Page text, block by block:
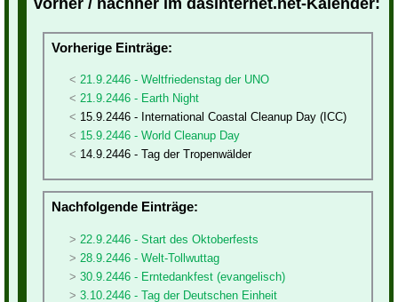
Vorherige Einträge:
21.9.2446 - Weltfriedenstag der UNO
21.9.2446 - Earth Night
15.9.2446 - International Coastal Cleanup Day (ICC)
15.9.2446 - World Cleanup Day
14.9.2446 - Tag der Tropenwälder
Nachfolgende Einträge:
22.9.2446 - Start des Oktoberfests
28.9.2446 - Welt-Tollwuttag
30.9.2446 - Erntedankfest (evangelisch)
3.10.2446 - Tag der Deutschen Einheit